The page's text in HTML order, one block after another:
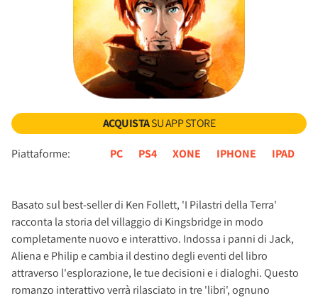
ACQUISTASU APP STORE
Piattaforme: PC PS4 XONE IPHONE IPAD
Basato sul best-seller di Ken Follett, 'I Pilastri della Terra'
racconta la storia del villaggio di Kingsbridge in modo
completamente nuovo e interattivo. Indossa i panni di Jack,
Aliena e Philip e cambia il destino degli eventi del libro
attraverso l'esplorazione, le tue decisioni e i dialoghi. Questo
romanzo interattivo verrà rilasciato in tre 'libri', ognuno